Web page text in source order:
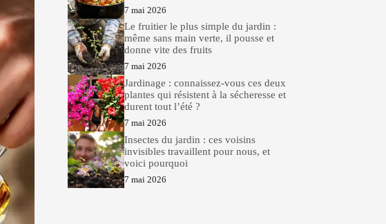
7 mai 2026
Le fruitier le plus simple du jardin :
même sans main verte, il pousse et
donne vite des fruits
7 mai 2026
Jardinage : connaissez-vous ces deux
plantes qui résistent à la sécheresse et
durent tout l’été ?
7 mai 2026
Insectes du jardin : ces voisins
invisibles travaillent pour nous, et
voici pourquoi
7 mai 2026